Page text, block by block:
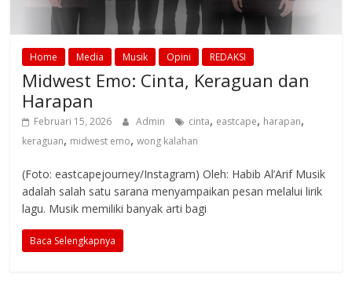
Home Media Musik Opini REDAKSI
Midwest Emo: Cinta, Keraguan dan
Harapan
Februari 15, 2026 Admin cinta, eastcape, harapan,
keraguan, midwest emo,wong kalahan
(Foto: eastcapejourney/Instagram) Oleh: Habib Al’Arif Musik
adalah salah satu sarana menyampaikan pesan melalui lirik
lagu. Musik memiliki banyak arti bagi
Baca Selengkapnya